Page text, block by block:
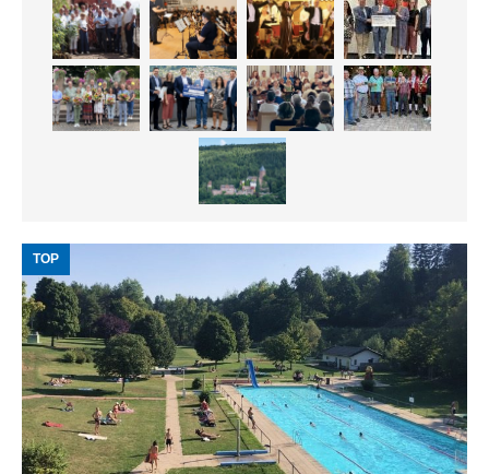
TOP